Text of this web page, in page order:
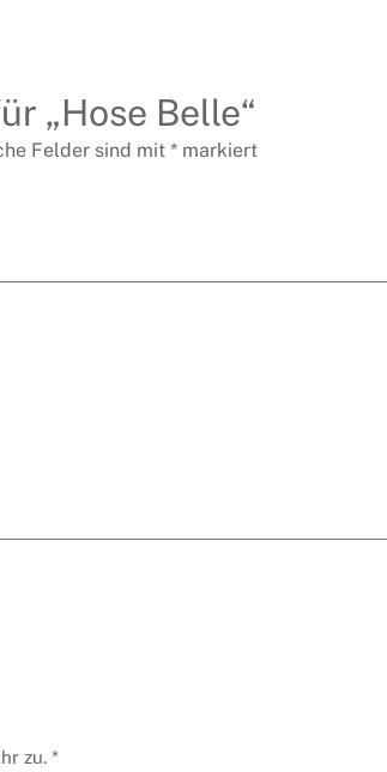
„Hose Belle“
Felder sind mit * markiert
zu. *